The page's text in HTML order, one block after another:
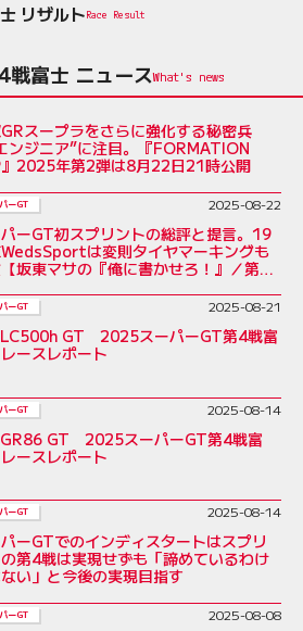
リザルトRace Result
戦富士 ニュース
スープラをさらに強化する秘密兵
ンジニア”に注目。『FORMATION
2025年第2弾は8月22日21時公開
ーGT
2025-08-22
ーGT初スプリントの総評と提言。19
は変則タイヤマーキングも
坂東マサの『俺に書かせろ！』／第46
ーGT 2025-08-21
GT 2025スーパーGT第4戦富
ースレポート
ーGT 2025-08-14
GT 2025スーパーGT第4戦富
ースレポート
ーGT 2025-08-14
ーGTでのインディスタートはスプリ
第4戦は実現せずも「諦めているわけ
い」と今後の実現目指す
ーGT 2025-08-08